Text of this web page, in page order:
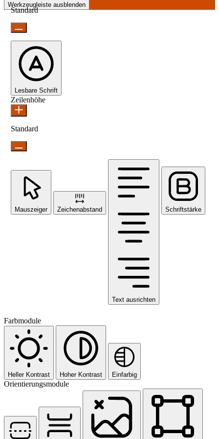
Werkzeugleiste ausblenden
Standard
Lesbare Schrift
Zeilenhöhe
Standard
Mauszeiger Zeichenabstand
Text ausrichten
Schriftstärke
Farbmodule
Heller Kontrast Hoher Kontrast Einfarbig
Orientierungsmodule